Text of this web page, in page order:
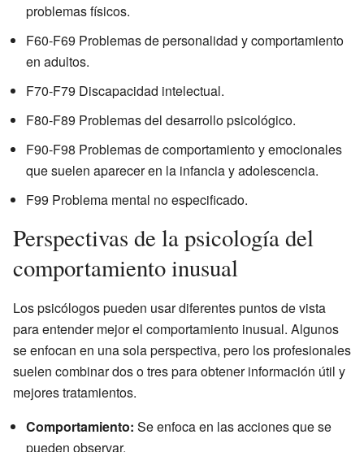
problemas físicos.
F60-F69 Problemas de personalidad y comportamiento
en adultos.
F70-F79 Discapacidad intelectual.
F80-F89 Problemas del desarrollo psicológico.
F90-F98 Problemas de comportamiento y emocionales
que suelen aparecer en la infancia y adolescencia.
F99 Problema mental no especificado.
Perspectivas de la psicología del
comportamiento inusual
Los psicólogos pueden usar diferentes puntos de vista
para entender mejor el comportamiento inusual. Algunos
se enfocan en una sola perspectiva, pero los profesionales
suelen combinar dos o tres para obtener información útil y
mejores tratamientos.
Comportamiento: Se enfoca en las acciones que se
pueden observar.